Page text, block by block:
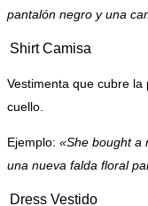
pantalón negro y una
Shirt Camisa
Vestimenta que cubre
cuello.
Ejemplo: «She bought a
una nueva falda floral
Dress Vestido